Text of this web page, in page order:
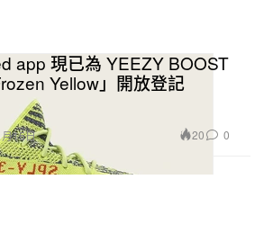
app 現已為 YEEZY BOOST
Yellow」開放登記
15日 20 0